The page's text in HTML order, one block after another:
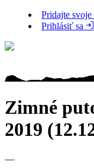
Pridajte
Prihlásiť sa
Zimné
2019
—